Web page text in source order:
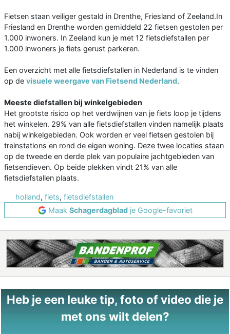
Fietsen staan veiliger gestald in Drenthe, Friesland of Zeeland.In
Friesland en Drenthe worden gemiddeld 22 fietsen gestolen per
1.000 inwoners. In Zeeland kun je met 12 fietsdiefstallen per
1.000 inwoners je fiets gerust parkeren.
Een overzicht met alle fietsdiefstallen in Nederland is te vinden
op de visuele weergave van Fietsend Nederland.
Meeste diefstallen bij winkelgebieden
Het grootste risico op het verdwijnen van je fiets loop je tijdens
het winkelen. 29% van alle fietsdiefstallen vinden namelijk plaats
nabij winkelgebieden. Ook worden er veel fietsen gestolen bij
treinstations en rond de eigen woning. Deze twee locaties staan
op de tweede en derde plek van populaire jachtgebieden van
fietsendieven. Op beide plekken vindt 21% van alle
fietsdiefstallen plaats.
holland, fiets, fietsdiefstallen
Maak Schagerdagbladje Google-favoriet
Heb je een leuke tip, foto of video die je
met ons wilt delen?